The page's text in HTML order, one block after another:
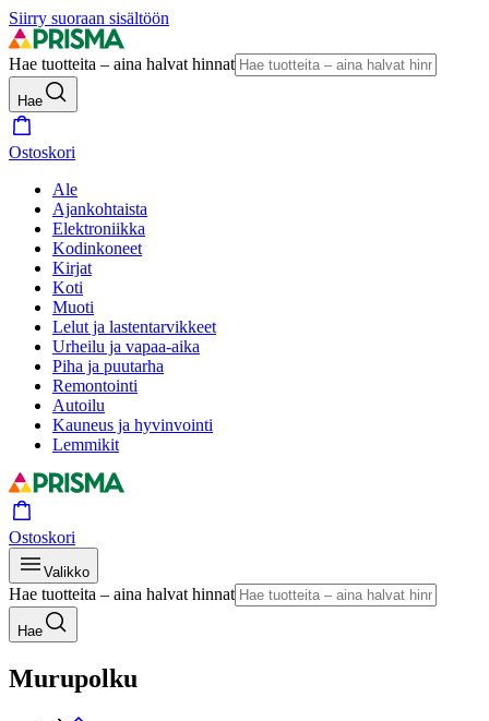
Siirry suoraan sisältöön
Hae tuotteita – aina halvat hinnat
Hae
Ostoskori
Ale
Ajankohtaista
Elektroniikka
Kodinkoneet
Kirjat
Koti
Muoti
Lelut ja lastentarvikkeet
Urheilu ja vapaa-aika
Piha ja puutarha
Remontointi
Autoilu
Kauneus ja hyvinvointi
Lemmikit
Ostoskori
Valikko
Hae tuotteita – aina halvat hinnat
Hae
Murupolku